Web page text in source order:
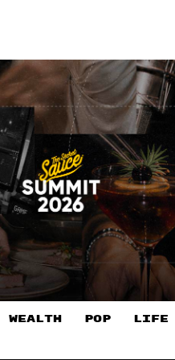
WEALTH POP LIFE